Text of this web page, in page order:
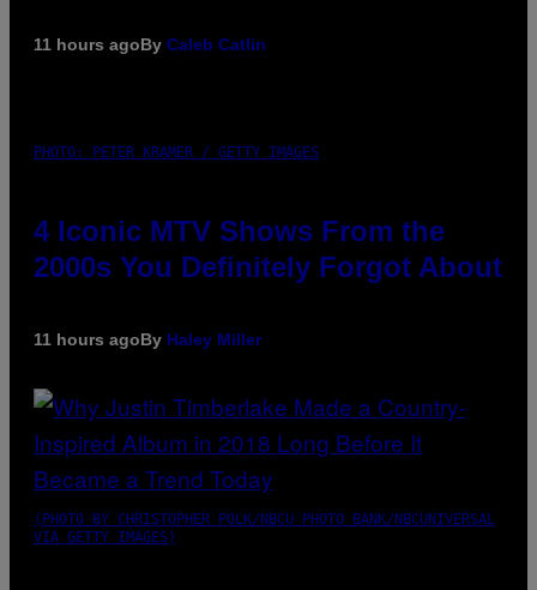
11 hours agoBy Caleb Catlin
PHOTO: PETER KRAMER / GETTY IMAGES
4 Iconic MTV Shows From the
2000s You Definitely Forgot About
11 hours agoBy Haley Miller
(PHOTO BY CHRISTOPHER POLK/NBCU PHOTO BANK/NBCUNIVERSAL
VIA GETTY IMAGES)